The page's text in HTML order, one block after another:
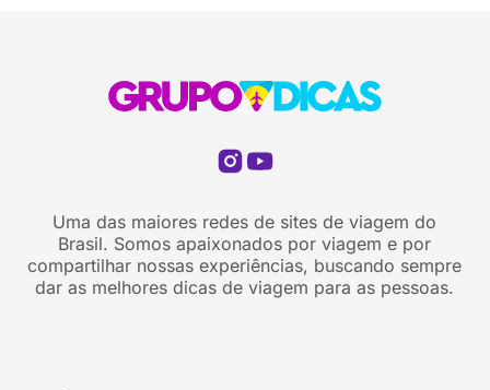
Uma das maiores redes de sites de viagem do
Brasil. Somos apaixonados por viagem e por
compartilhar nossas experiências, buscando sempre
dar as melhores dicas de viagem para as pessoas.